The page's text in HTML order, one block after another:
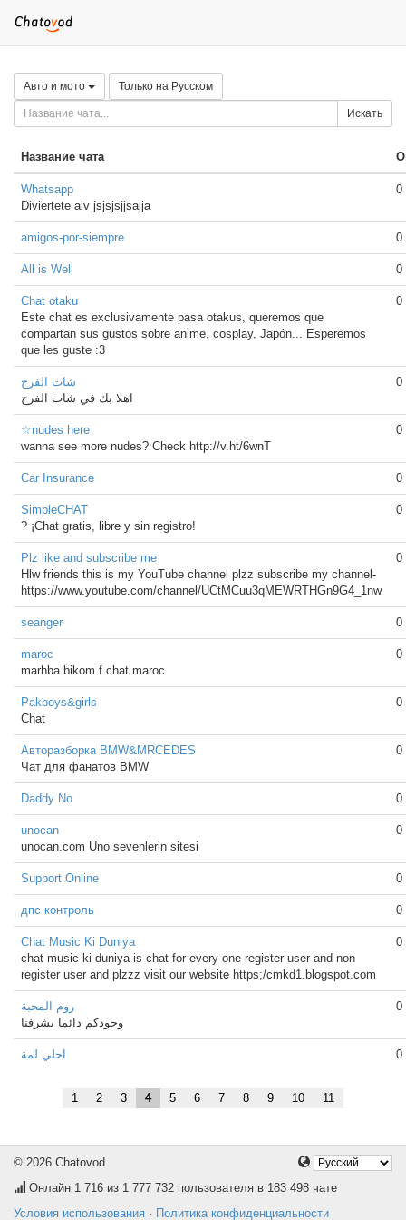
Авто и мото Только на Русском
Искать
Название чата
Whatsapp
Diviertete alv jsjsjsjjsajja
0
amigos-por-siempre 0
All is Well 0
Chat otaku
Este chat es exclusivamente pasa otakus, queremos que
compartan sus gustos sobre anime, cosplay, Japón... Esperemos
que les guste :3
0
شات الفرح
اهلا بك في شات الفرح
0
☆nudes here
wanna see more nudes? Check http://v.ht/6wnT
0
Car Insurance 0
SimpleCHAT
? ¡Chat gratis, libre y sin registro!
0
Plz like and subscribe me
Hlw friends this is my YouTube channel plzz subscribe my channel-
https://www.youtube.com/channel/UCtMCuu3qMEWRTHGn9G4_1nw
0
seanger 0
maroc
marhba bikom f chat maroc
0
Pakboys&girls
Chat
0
Авторазборка BMW&MRCEDES
Чат для фанатов BMW
0
Daddy No 0
unocan
unocan.com Uno sevenlerin sitesi
0
Support Online 0
дпс контроль 0
Chat Music Ki Duniya
chat music ki duniya is chat for every one register user and non
register user and plzzz visit our website https;/cmkd1.blogspot.com
0
روم المحبة
وجودكم دائما يشرفنا
0
احلي لمة 0
1 2 3 4 5 6 7 8 9 10 11
© 2026 Chatovod
Онлайн 1 716 из 1 777 732 пользователя в 183 498 чате
Условия использования · Политика конфиденциальности